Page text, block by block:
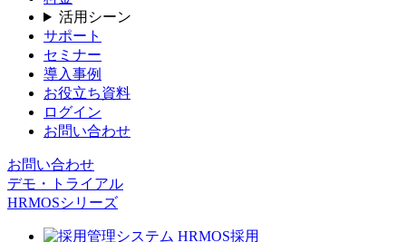
活用シーン
サポート
セミナー
導入事例
お役立ち資料
ログイン
お問い合わせ
お問い合わせ
デモ・トライアル
HRMOSシリーズ